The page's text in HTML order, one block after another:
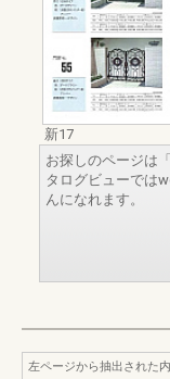
新17
お探しのページは
タログビューでは
んになれます。
左ページから抽出された